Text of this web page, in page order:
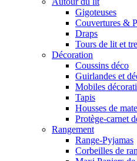
Gigoteuses
Couvertures &
Draps
Tours de lit et
Décoration
Coussins déco
Guirlandes et
Mobiles
Tapis
Housses de
Protège-carnet
Rangement
Range-Pyjamas
Corbeilles de